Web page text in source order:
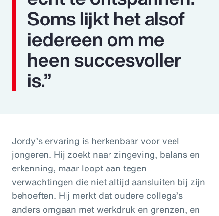
Soms lijkt het alsof
iedereen om me
heen succesvoller
is.”
Jordy’s ervaring is herkenbaar voor veel
jongeren. Hij zoekt naar zingeving, balans en
erkenning, maar loopt aan tegen
verwachtingen die niet altijd aansluiten bij zijn
behoeften. Hij merkt dat oudere collega’s
anders omgaan met werkdruk en grenzen, en